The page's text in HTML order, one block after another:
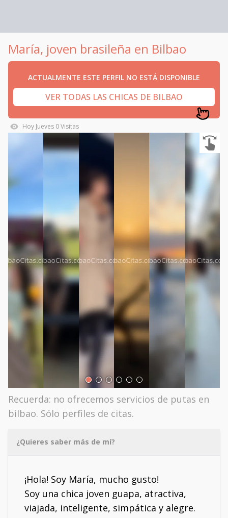
María, joven brasileña en Bilbao
ACTUALMENTE ESTE PERFIL NO ESTÁ DISPONIBLE
VER TODAS LAS CHICAS DE BILBAO
Hoy Jueves 0Visitas
Recuerda: no ofrecemos servicios de putas en
bilbao. Sólo perfiles de citas.
¿Quieres saber más de mí?
¡Hola! Soy María, mucho gusto!
Soy una chica joven guapa, atractiva,
viajada, inteligente, simpática y alegre.